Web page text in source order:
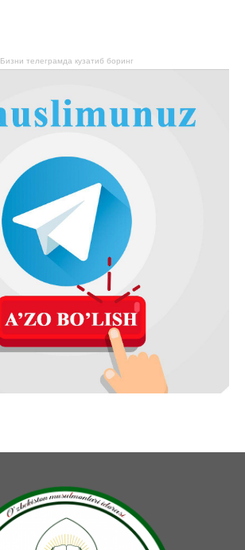
Бизни телеграмда кузатиб боринг